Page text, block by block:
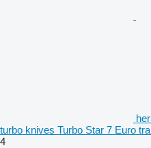
turbo knives Turbo Star 7 Euro
4